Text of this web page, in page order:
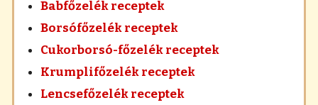
Babfőzelék receptek
Borsófőzelék receptek
Cukorborsó-főzelék receptek
Krumplifőzelék receptek
Lencsefőzelék receptek